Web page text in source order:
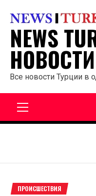
содержанию
NEWS
Все новости Турции в
ПРОИСШЕСТВИЯ